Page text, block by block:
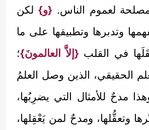
لعموم الناس. {و} لكن
وتدبرها وتطبيقها على ما
في القلب {إلاَّ العالمونَ}؛
الحقيقي، الذين وصل العلمُ
مدحٌ للأمثال التي يضرِبُها،
وتعقُّلها، ومدحٌ لمن يَعْقِلها،